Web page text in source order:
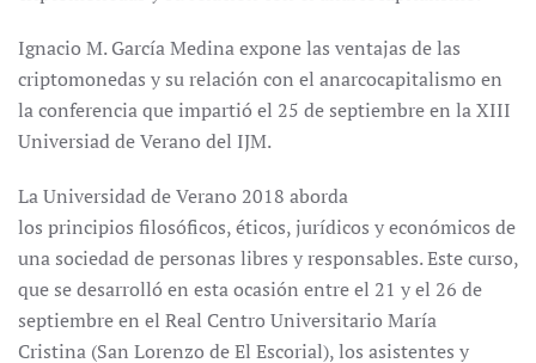
Ignacio M. García Medina expone las ventajas de las
criptomonedas y su relación con el anarcocapitalismo en
la conferencia que impartió el 25 de septiembre en la XIII
Universiad de Verano del IJM.
La Universidad de Verano 2018 aborda
los principios filosóficos, éticos, jurídicos y económicos de
una sociedad de personas libres y responsables. Este curso,
que se desarrolló en esta ocasión entre el 21 y el 26 de
septiembre en el Real Centro Universitario María
Cristina (San Lorenzo de El Escorial), los asistentes y